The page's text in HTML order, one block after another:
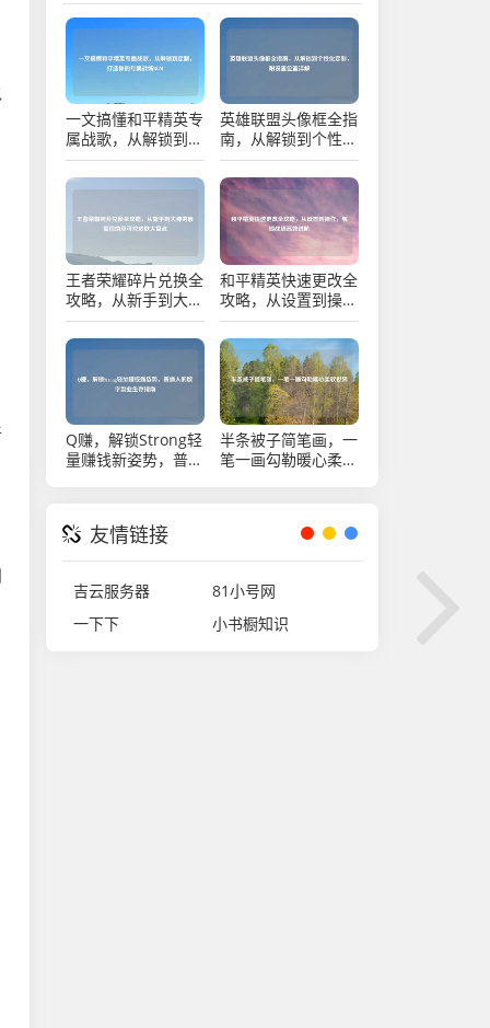
一文搞懂和平精英专
属战歌，从解锁到定
制，打造你的专属战
场BGM
英雄联盟头像框全指
南，从解锁到个性化
定制，附设置位置详
解
王者荣耀碎片兑换全
攻略，从新手到大神
的最值指南及可兑皮
肤大盘点
和平精英快速更改全
攻略，从设置到操
作，解锁战场高效进
阶
Q赚，解锁Strong轻
量赚钱新姿势，普通
半条被子简笔画，一
笔一画勾勒暖心柔软
友情链接
吉云服务器
81小号网
一下下
小书橱知识